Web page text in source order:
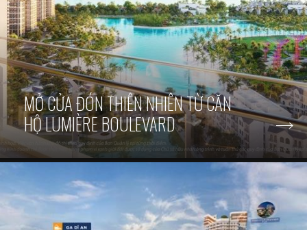
MỞ CỬA ĐÓN THIÊN NHIÊN TỪ CĂN
HỘ LUMIÈRE BOULEVARD